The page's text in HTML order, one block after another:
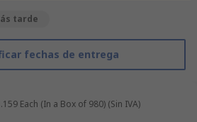
tarde
fechas de entrega
Each (In a Box of 980) (Sin IVA)